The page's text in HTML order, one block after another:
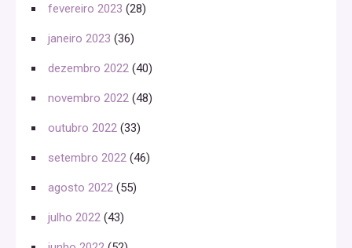
fevereiro 2023 (28)
janeiro 2023 (36)
dezembro 2022 (40)
novembro 2022 (48)
outubro 2022 (33)
setembro 2022 (46)
agosto 2022 (55)
julho 2022 (43)